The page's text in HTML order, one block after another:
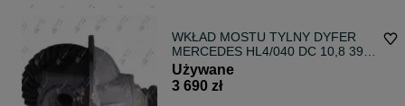
WKŁAD MOSTU TYLNY DYFER
MERCEDES HL4/040 DC 10,8 39:8
4.875
Używane
3 690 zł